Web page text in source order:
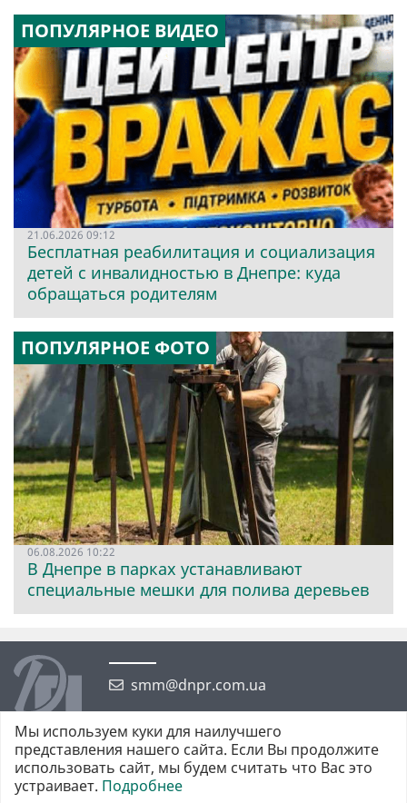
ПОПУЛЯРНОЕ ВИДЕО
21.06.2026 09:12
Бесплатная реабилитация и социализация
детей с инвалидностью в Днепре: куда
обращаться родителям
ПОПУЛЯРНОЕ ФОТО
06.08.2026 10:22
В Днепре в парках устанавливают
специальные мешки для полива деревьев
smm@dnpr.com.ua
©2026 https://dnpr.com.ua Дніпровська порадниця
Мы используем куки для наилучшего
представления нашего сайта. Если Вы продолжите
использовать сайт, мы будем считать что Вас это
устраивает. Подробнее